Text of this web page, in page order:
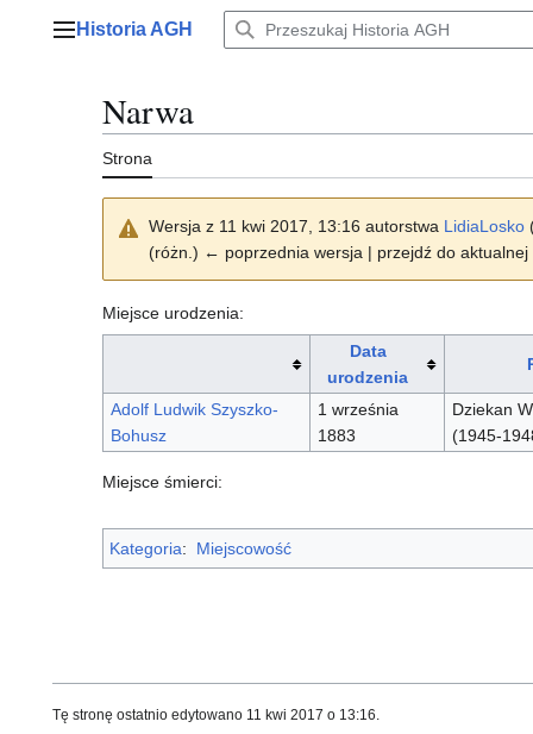
Menu główne
Historia AGH
Narwa
Strona
Wersja z 11 kwi 2017, 13:16 autorstwa LidiaLosko
(różn.) ← poprzednia wersja | przejdź do
Miejsce urodzenia:
Data
urodzenia
Adolf Ludwik Szyszko-
Bohusz
1 września
1883
Dziekan
(1945-
Miejsce śmierci:
Kategoria: Miejscowość
Tę stronę ostatnio edytowano 11 kwi 2017 o 13:16.